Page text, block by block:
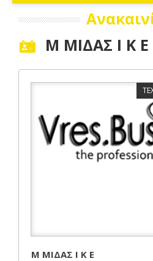
Μ ΜΙΔΑΣ Ι Κ Ε
Μ ΜΙΔΑΣ Ι Κ Ε